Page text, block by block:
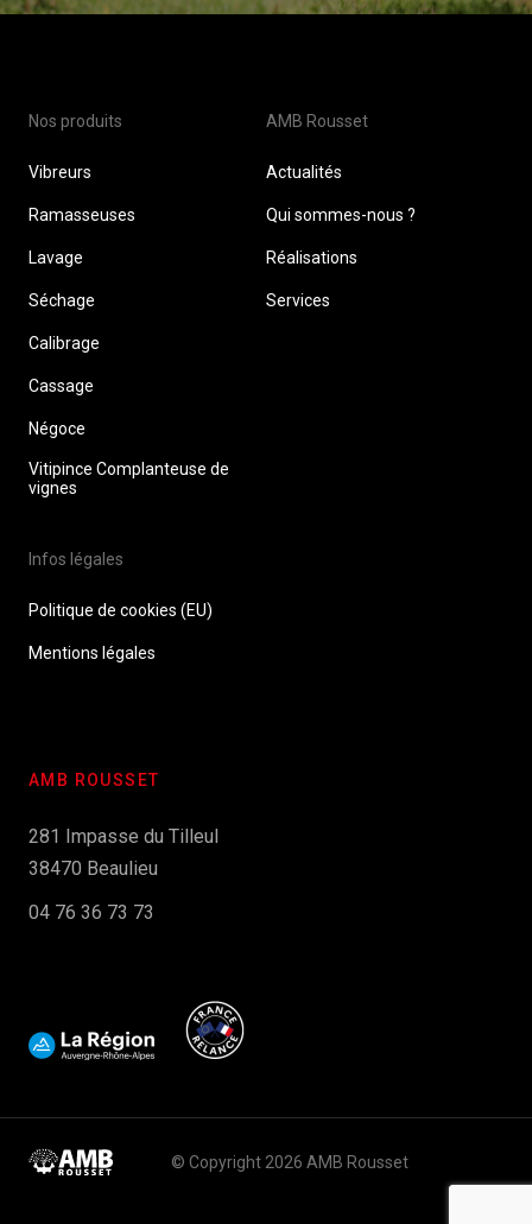
Nos produits
Vibreurs
Ramasseuses
Lavage
Séchage
Calibrage
Cassage
Négoce
Vitipince Complanteuse de
vignes
AMB Rousset
Actualités
Qui sommes-nous ?
Réalisations
Services
Infos légales
Politique de cookies (EU)
Mentions légales
AMB ROUSSET
281 Impasse du Tilleul
38470 Beaulieu
04 76 36 73 73
© Copyright 2026 AMB Rousset